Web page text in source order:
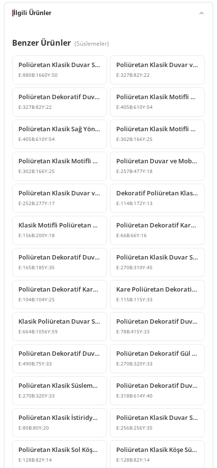
İlgili Ürünler
Benzer Ürünler (Süslemeler)
Poliüretan Klasik Duvar Süsleme Modeli
E:880B:1660Y:50
Poliüretan Klasik Duvar ve Mobilya Süsleme Modelleri
E:327B:82Y:22
Poliüretan Dekoratif Duvar ve Mobilya Süsleme Modeli
E:327B:82Y:22
Poliüretan Klasik Motifli Duvar ve Mobilya Süsleme Modeli
E:405B:610Y:54
Poliüretan Klasik Sağ Yönlü Duvar Süsleme Motifi
E:405B:610Y:54
Poliüretan Klasik Motifli Duvar ve Mobilya Süsleme Modeli
E:302B:166Y:25
Poliüretan Klasik Motifli Duvar ve Mobilya Süsleme Modeli
E:302B:166Y:25
Poliüretan Duvar ve Mobilya Süsleme Modelleri
E:257B:477Y:18
Poliüretan Klasik Duvar ve Mobilya Süsleme Modeli
E:252B:277Y:17
Dekoratif Poliüretan Klasik Duvar ve Mobilya Süsleme Modeli
E:114B:172Y:13
Klasik Motifli Poliüretan Dekoratif Duvar Süsleme Modeli
E:156B:200Y:18
Poliüretan Dekoratif Kare Çiçek Motifli Süsleme Tasarımı
E:66B:66Y:16
Poliüretan Dekoratif Duvar ve Mobilya Süsleme Modeli
E:165B:185Y:35
Poliüretan Klasik Duvar Süsleme ve Motif Modelleri
E:270B:310Y:45
Poliüretan Dekoratif Kare Süsleme Motifi
E:104B:104Y:25
Kare Poliüretan Dekoratif Süsleme ve Motif Modelleri
E:115B:115Y:33
Klasik Poliüretan Duvar Süsleme ve Motif Modelleri
E:664B:1056Y:59
Poliüretan Dekoratif Duvar Süsleme Modeli
E:78B:415Y:33
Poliüretan Dekoratif Duvar Süsleme ve Motif Modelleri
E:490B:75Y:33
Poliüretan Dekoratif Gül ve Yaprak Motifli Köşe Süsleme
E:270B:320Y:33
Poliüretan Klasik Süsleme ve Dekoratif Duvar Apliği
E:270B:320Y:33
Poliüretan Dekoratif Duvar Süsü ve Motif Modeli
E:318B:614Y:40
Poliüretan Klasik İstiridye Motifli Küçük Dekoratif Süs
E:80B:80Y:20
Poliüretan Klasik Duvar Süsleme ve Tavan Rozeti Modeli
E:256B:256Y:35
Poliüretan Klasik Sol Köşe Süsleme Modelleri ve Fiyatları
E:128B:82Y:14
Poliüretan Klasik Köşe Süsleme Modeli
E:128B:82Y:14